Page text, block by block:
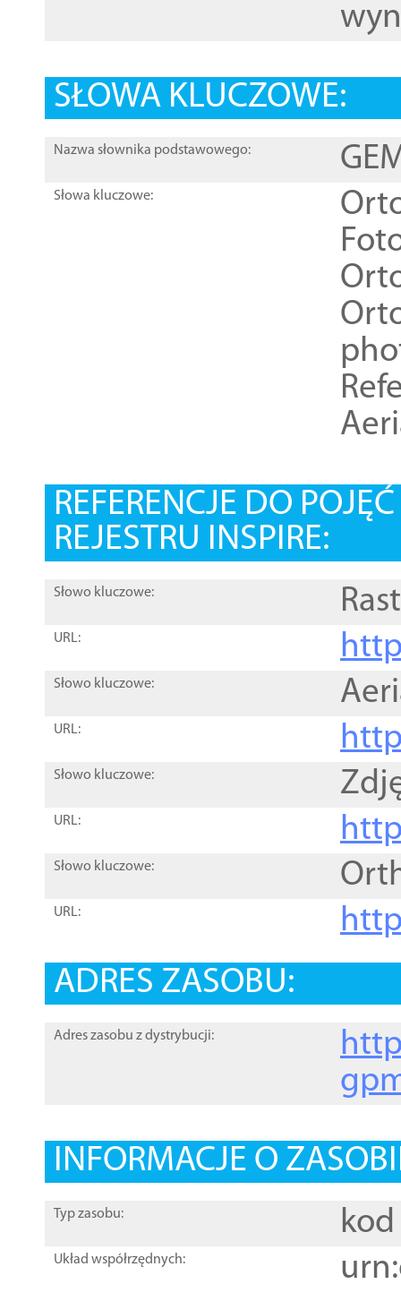
SŁOWA KLUCZOWE:
Nazwa słownika podstawowego:
Słowa kluczowe:
REFERENCJE DO
REJESTRU INSPIRE:
Słowo kluczowe:
URL:
Słowo kluczowe:
URL:
Słowo kluczowe:
URL:
Słowo kluczowe:
URL:
ADRES ZASOBU:
Adres zasobu z dystrybucji:
INFORMACJE O
Typ zasobu: kod
Układ współrzędnych: